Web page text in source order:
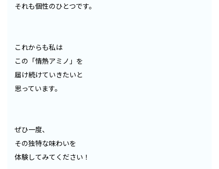
それも個性のひとつです。
これからも私は
この「情熱アミノ」を
届け続けていきたいと
思っています。
ぜひ一度、
その独特な味わいを
体験してみてください！